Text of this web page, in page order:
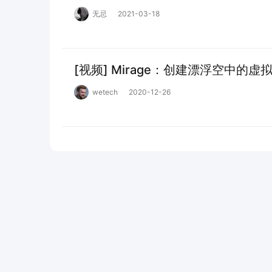
无忌 2021-03-18
[视频] Mirage：创建漂浮空中的虚
wetech 2020-12-26